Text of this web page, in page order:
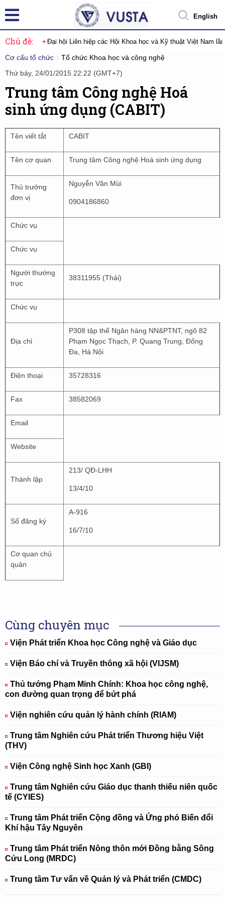
English
Chủ đề: Đại hội Liên hiệp các Hội Khoa học và Kỹ thuật Việt Nam
Cơ cấu tổ chức
Tổ chức Khoa học và công nghệ
Thứ bảy, 24/01/2015 22:22 (GMT+7)
Trung tâm Công nghệ Hoá
sinh ứng dụng (CABIT)
Tên viết tắt CABIT
Tên cơ quan Trung tâm Công nghệ Hoá sinh ứng dụng
Thủ trưởng
đơn vị
Nguyễn Văn Mùi
0904186860
Chức vụ
Chức vụ
Người thường
trực
38311955 (Thái)
Chức vụ
Địa chỉ
P308 tập thể Ngân hàng NN&PTNT, ngõ 82
Phạm Ngọc Thạch, P. Quang Trung, Đống
Đa, Hà Nội
Điện thoại 35728316
Fax 38582069
Email
Website
Thành lập
213/ QĐ-LHH
13/4/10
Số đăng ký
A-916
16/7/10
Cơ quan chủ
quản
Cùng chuyên mục
Viện Phát triển Khoa học Công nghệ và Giáo dục
Viện Báo chí và Truyền thông xã hội (VIJSM)
Thủ tướng Phạm Minh Chính: Khoa học công nghệ,
con đường quan trọng để bứt phá
Viện nghiên cứu quản lý hành chính (RIAM)
Trung tâm Nghiên cứu Phát triển Thương hiệu Việt
(THV)
Viện Công nghệ Sinh học Xanh (GBI)
Trung tâm Nghiên cứu Giáo dục thanh thiếu niên quốc
tế (CYIES)
Trung tâm Phát triển Cộng đồng và Ứng phó Biến đổi
Khí hậu Tây Nguyên
Trung tâm Phát triển Nông thôn mới Đồng bằng Sông
Cửu Long (MRDC)
Trung tâm Tư vấn về Quản lý và Phát triển (CMDC)